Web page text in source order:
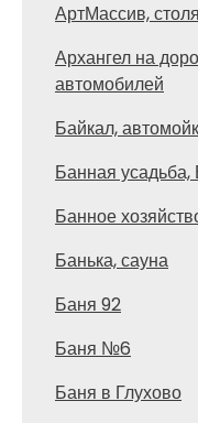
АртМассив,
Архангел на
автомобилей
Байкал,
Банная
Банное
Банька, сауна
Баня 92
Баня №6
Баня в Глухово